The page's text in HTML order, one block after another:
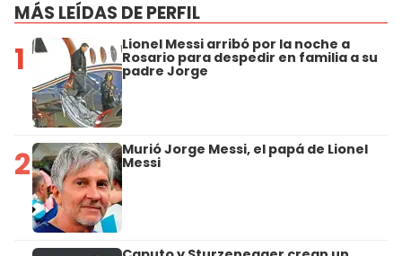
MÁS LEÍDAS DE PERFIL
1 Lionel Messi arribó por la noche a
Rosario para despedir en familia a su
padre Jorge
2 Murió Jorge Messi, el papá de Lionel
Messi